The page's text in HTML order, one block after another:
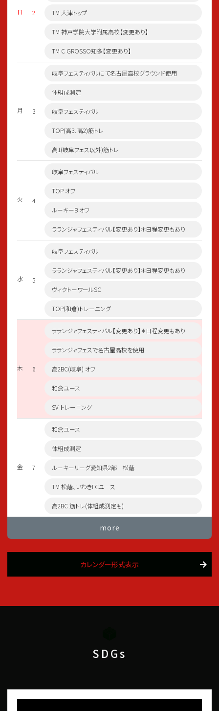
日 2 TM 大津トップ
TM 神戸学院大学附属高校【変更あり】
TM C GROSSO知多【変更あり】
月 3
岐阜フェスティバルにて名古屋高校グラウンド使用
体組成測定
岐阜フェスティバル
TOP(高3、高2)筋トレ
高1(岐阜フェス以外)筋トレ
火 4
岐阜フェスティバル
TOP オフ
ルーキーB オフ
ラランジャフェスティバル【変更あり】＊日程変更もあり
水 5
岐阜フェスティバル
ラランジャフェスティバル【変更あり】＊日程変更もあり
ヴィクトーワールSC
TOP(和倉)トレーニング
木 6
ラランジャフェスティバル【変更あり】＊日程変更もあり
ラランジャフェスで名古屋高校を使用
高2BC(岐阜) オフ
和倉ユース
SV トレーニング
金 7
和倉ユース
体組成測定
ルーキーリーグ愛知県2部 松蔭
TM 松蔭、いわきFCユース
高2BC 筋トレ(体組成測定も)
more
カレンダー形式表示
SDGs